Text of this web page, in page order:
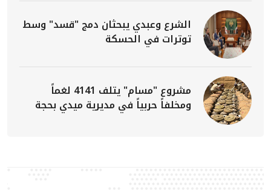
الشرع وعبدي يبحثان دمج "قسد" وسط
توترات في الحسكة
مشروع "مسام" يتلف 4141 لغماً
ومخلفاً حربياً في مديرية ميدي بحجة